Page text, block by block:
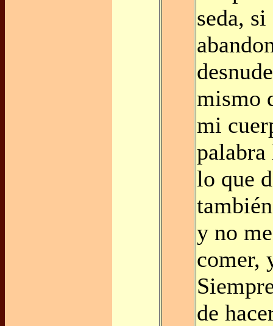
seda,
mismo
mi
lo que
y no
comer,
de